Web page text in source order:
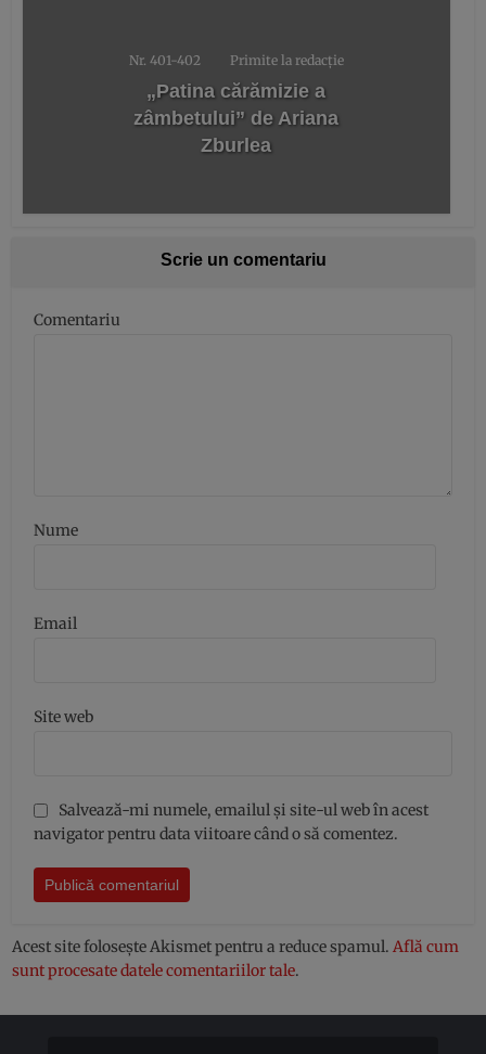
Nr. 401-402 Primite la redacție
„Patina cărămizie a
zâmbetului” de Ariana
Zburlea
Scrie un comentariu
Comentariu
Nume
Email
Site web
Salvează-mi numele, emailul și site-ul web în acest
navigator pentru data viitoare când o să comentez.
Acest site folosește Akismet pentru a reduce spamul.Află cum
sunt procesate datele comentariilor tale.